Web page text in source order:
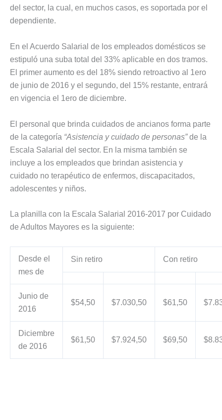
del sector, la cual, en muchos casos, es soportada por el
dependiente.
En el Acuerdo Salarial de los empleados domésticos se
estipuló una suba total del 33% aplicable en dos tramos.
El primer aumento es del 18% siendo retroactivo al 1ero
de junio de 2016 y el segundo, del 15% restante, entrará
en vigencia el 1ero de diciembre.
El personal que brinda cuidados de ancianos forma parte
de la categoría “Asistencia y cuidado de personas”de la
Escala Salarial del sector. En la misma también se
incluye a los empleados que brindan asistencia y
cuidado no terapéutico de enfermos, discapacitados,
adolescentes y niños.
La planilla con la Escala Salarial 2016-2017 por Cuidado
de Adultos Mayores es la siguiente:
Desde el
mes de
Sin retiro Con retiro
Junio de
2016
$54,50 $7.030,50 $61,50
Diciembre
de 2016
$61,50 $7.924,50 $69,50